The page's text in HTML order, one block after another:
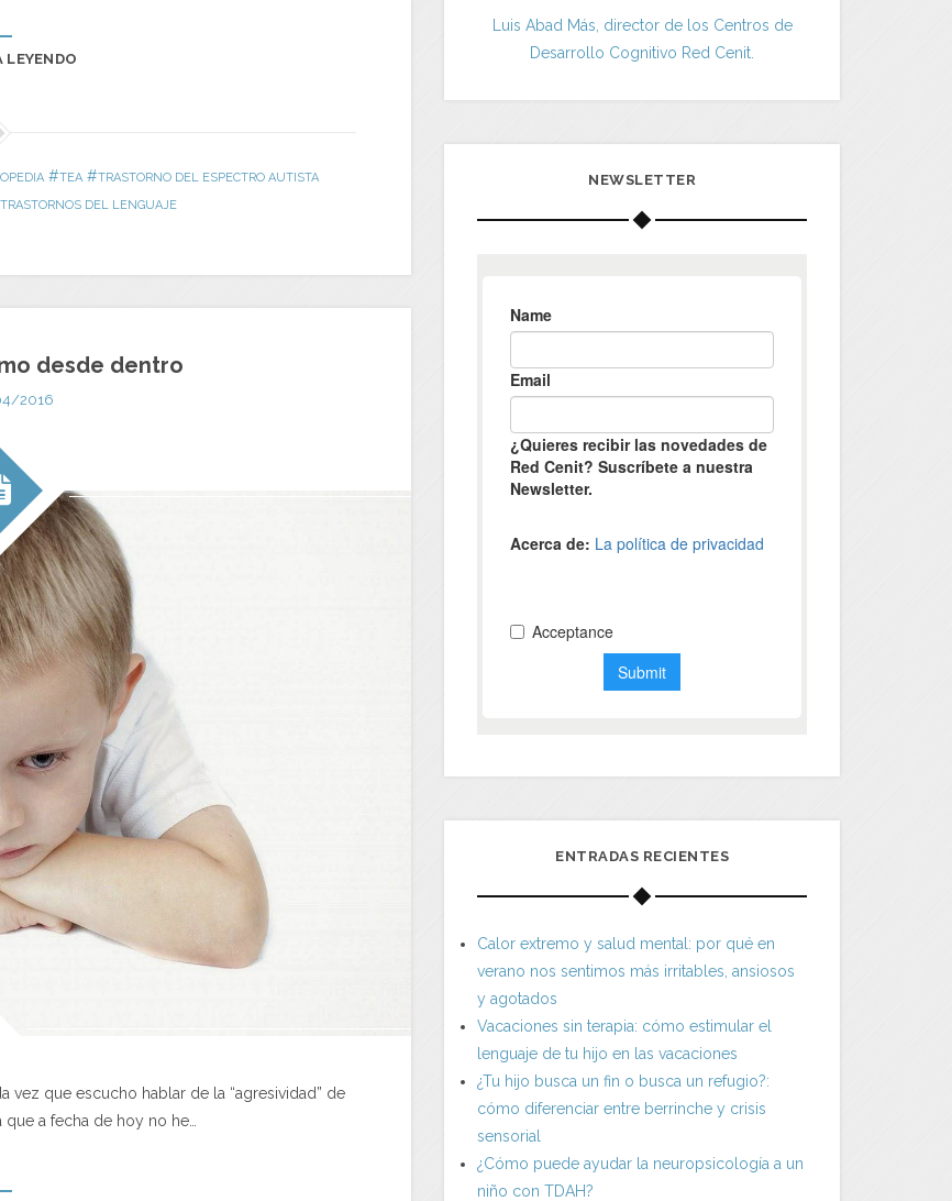
LEYENDO
#TEA #TRASTORNO DEL ESPECTRO AUTISTA
TRASTORNOS DEL LENGUAJE
desde dentro
2016
que escucho hablar de la “agresividad” de
a fecha de hoy no he…
Luis Abad Más, director de los Centros de
Desarrollo Cognitivo Red Cenit.
NEWSLETTER
ENTRADAS RECIENTES
Calor extremo y salud mental: por qué en
verano nos sentimos más irritables, ansiosos
y agotados
Vacaciones sin terapia: cómo estimular el
lenguaje de tu hijo en las vacaciones
¿Tu hijo busca un fin o busca un refugio?:
cómo diferenciar entre berrinche y crisis
sensorial
¿Cómo puede ayudar la neuropsicología a un
niño con TDAH?